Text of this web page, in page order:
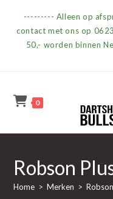
--------- Alleen op
contact met ons op
50,- worden binnen
0
Robson
Home > Merken > Robson